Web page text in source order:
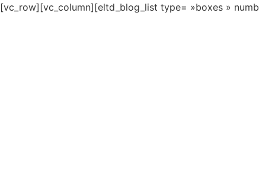
[vc_row][vc_column][eltd_blog_list type= »boxes »